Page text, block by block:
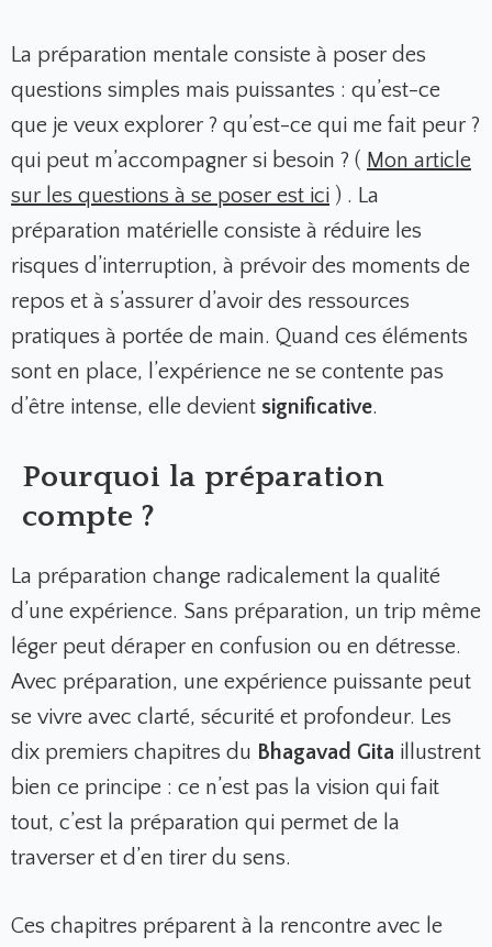
La préparation mentale consiste à poser des
questions simples mais puissantes : qu’est-ce
que je veux explorer ? qu’est-ce qui me fait peur ?
qui peut m’accompagner si besoin ? ( Mon article
sur les questions à se poser est ici ) . La
préparation matérielle consiste à réduire les
risques d’interruption, à prévoir des moments de
repos et à s’assurer d’avoir des ressources
pratiques à portée de main. Quand ces éléments
sont en place, l’expérience ne se contente pas
d’être intense, elle devient significative.
Pourquoi la préparation
compte ?
La préparation change radicalement la qualité
d’une expérience. Sans préparation, un trip même
léger peut déraper en confusion ou en détresse.
Avec préparation, une expérience puissante peut
se vivre avec clarté, sécurité et profondeur. Les
dix premiers chapitres du Bhagavad Gita illustrent
bien ce principe : ce n’est pas la vision qui fait
tout, c’est la préparation qui permet de la
traverser et d’en tirer du sens.
Ces chapitres préparent à la rencontre avec le